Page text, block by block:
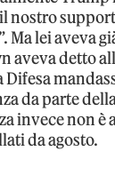
nostro
Ma lei aveva
aveva detto
da parte
invece non
da agosto.